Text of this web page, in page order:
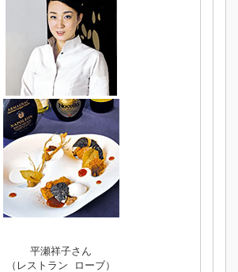
平瀬祥子さん
（レストラン ローブ）